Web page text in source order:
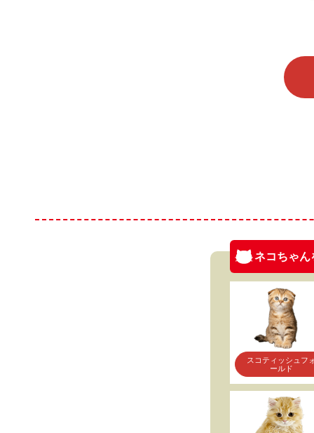
ネコちゃん
スコティッシュフ
ールド